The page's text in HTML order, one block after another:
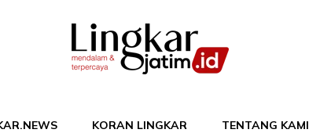
KORAN LINGKAR TENTANG KAMI